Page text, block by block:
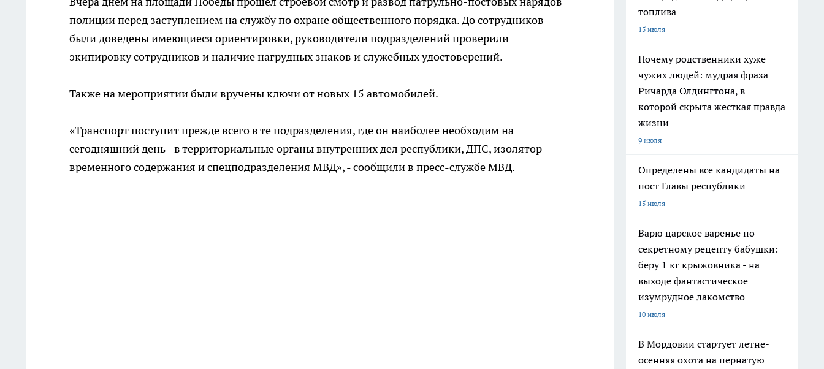
полиции перед заступлением на службу по охране общественного порядка. До сотрудников
были доведены имеющиеся ориентировки, руководители подразделений проверили
экипировку сотрудников и наличие нагрудных знаков и служебных удостоверений.
Также на мероприятии были вручены ключи от новых 15 автомобилей.
«Транспорт поступит прежде всего в те подразделения, где он наиболее необходим на
сегодняшний день - в территориальные органы внутренних дел республики, ДПС, изолятор
временного содержания и спецподразделения МВД», - сообщили в пресс-службе МВД.
топлива
15 июля
Почему родственники хуже
чужих людей: мудрая фраза
Ричарда Олдингтона, в
которой скрыта жесткая правда
жизни
9 июля
Определены все кандидаты на
пост Главы республики
15 июля
Варю царское варенье по
секретному рецепту бабушки:
беру 1 кг крыжовника - на
выходе фантастическое
изумрудное лакомство
10 июля
В Мордовии стартует летне-
осенняя охота на пернатую